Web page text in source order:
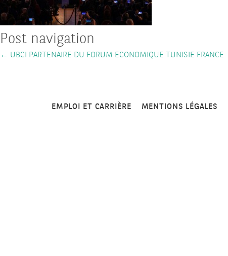
Post navigation
← UBCI PARTENAIRE DU FORUM ECONOMIQUE TUNISIE FRANCE
EMPLOI ET CARRIÈRE MENTIONS LÉGALES